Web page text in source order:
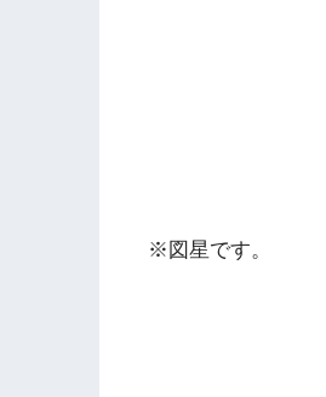
※図星です。